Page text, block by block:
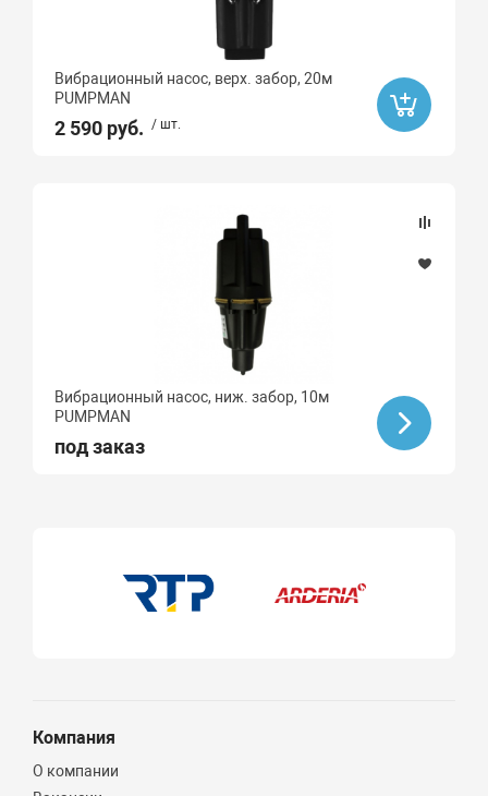
Макс. напор, м
Вибрационный насос, верх. забор, 20м
PUMPMAN
2 590 руб. / шт.
Вибрационный насос, ниж. забор, 10м
PUMPMAN
под заказ
Компания
О компании